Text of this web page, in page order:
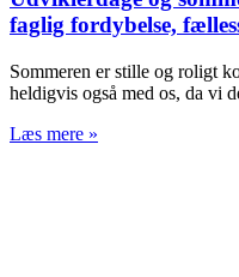
faglig fordybelse,
Sommeren er stille og roligt
heldigvis også med os, da vi
Læs mere »